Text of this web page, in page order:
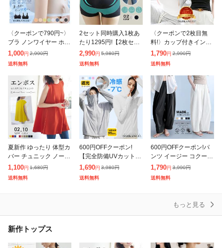
〈クーポンで790円~〉
ブラ ノンワイヤー ホッ
クなし 大きいサイズ シ
ースルー シアー 冷感
涼しい ブラトップ メッ
1,000円 2,990円
送料無料
2セット同時購入1枚あ
たり1295円!【2枚セッ
ト】補正 パンツ ショー
ツ お腹 骨盤 引き締め
ヒップアップ ショーツ
夏新
2,990円 5,980円
送料無料
〈クーポンで2枚目無
料!〉カップ付きインナ
ー ブラトップ【お悩み
タイプから選べるカッ
プ付きブラトップ】 バ
ックオープン キャミソ
1,790円 2,990円
送料無料
夏新作 ゆったり 体型カ
バー チュニック ノース
リーブ トップス フレア
ロング丈 カットソー や
やハイネック 立体 お尻
1,100円 1,680円
送料無料
600円OFFクーポン!
【完全防備UVカットパ
ーカー|取り外し可能つ
ばタイプ】UVパーカー
フルフェイス UVカット
1,690円 3,980円
送料無料
600円OFFクーポン!パ
ンツ イージー コクーン
パンツ レディース ボト
ム 速乾 UVカット パン
ツ カーブパンツ ワイド
1,790円 3,990円
送料無料
もっと見る
新作トップス
除外ワード